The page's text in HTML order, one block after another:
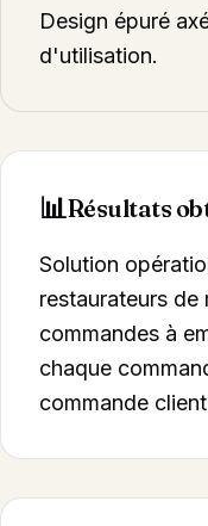
Design épuré
d'utilisation.
📊Résultats
Solution
restaurateurs de
commandes à
chaque
commande